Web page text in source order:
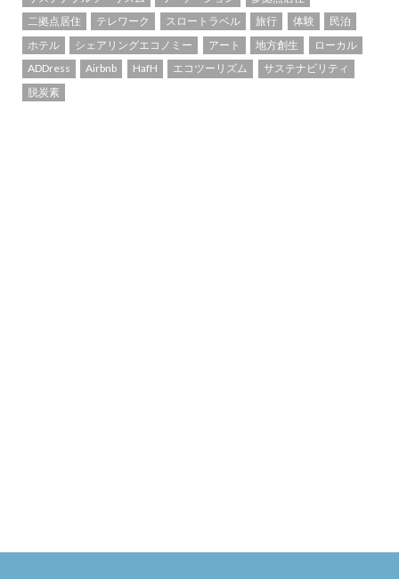
二拠点居住
テレワーク スロートラベル 旅行 体験
民泊
ホテル
シェアリングエコノミー アート 地方創生
ローカル
ADDress
Airbnb HafH エコツーリズム
サステナビリティ
脱炭素